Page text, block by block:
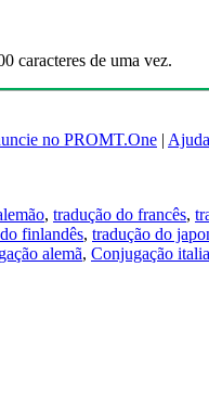
caracteres de uma vez.
no PROMT.One | Ajuda
, tradução do francês,
finlandês, tradução do
alemã, Conjugação